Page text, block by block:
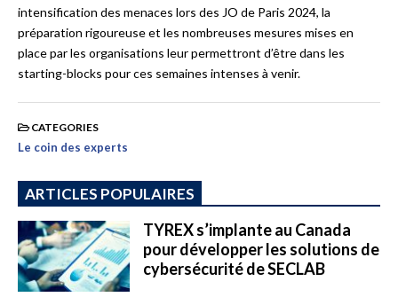
intensification des menaces lors des JO de Paris 2024, la
préparation rigoureuse et les nombreuses mesures mises en
place par les organisations leur permettront d’être dans les
starting-blocks pour ces semaines intenses à venir.
CATEGORIES
Le coin des experts
ARTICLES POPULAIRES
TYREX s’implante au Canada
pour développer les solutions de
cybersécurité de SECLAB